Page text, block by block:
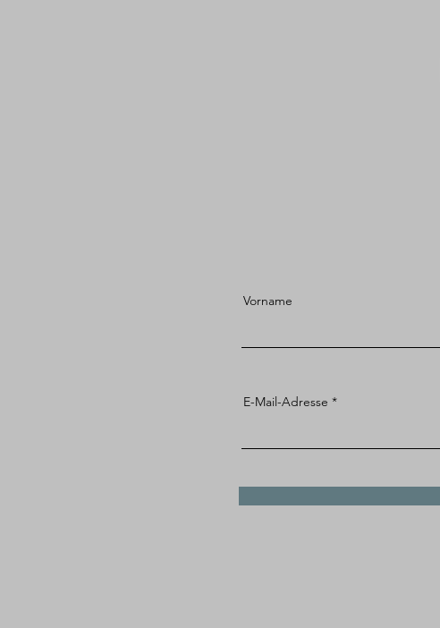
Vorname
E-Mail-Adresse